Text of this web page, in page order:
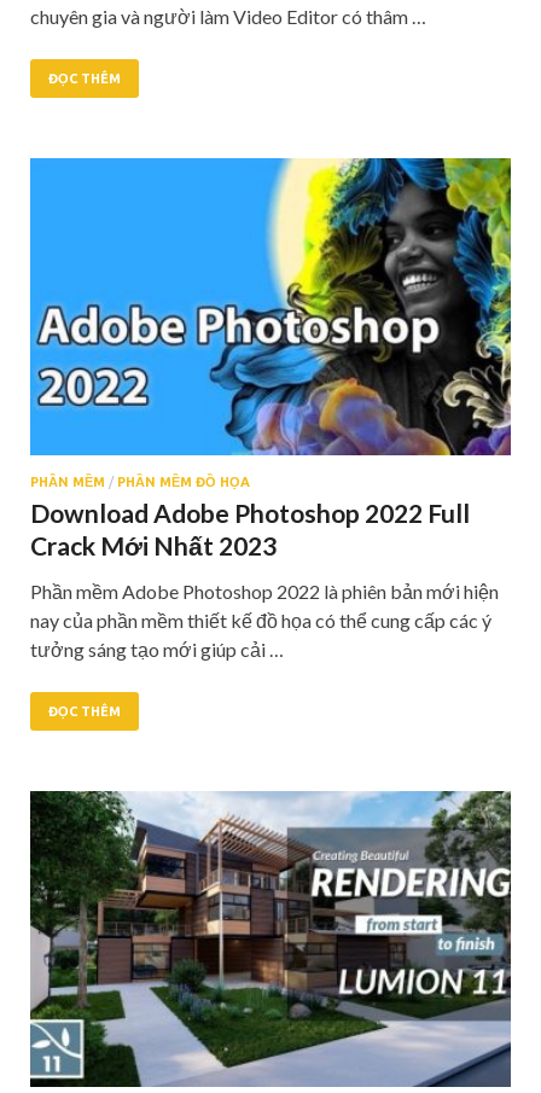
chuyên gia và người làm Video Editor có thâm …
ĐỌC THÊM
PHẦN MỀM / PHẦN MỀM ĐỒ HỌA
Download Adobe Photoshop 2022 Full
Crack Mới Nhất 2023
Phần mềm Adobe Photoshop 2022 là phiên bản mới hiện
nay của phần mềm thiết kế đồ họa có thể cung cấp các ý
tưởng sáng tạo mới giúp cải …
ĐỌC THÊM